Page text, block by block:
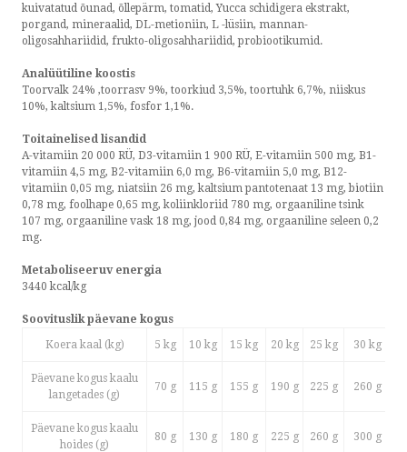
kuivatatud õunad, õllepärm, tomatid, Yucca schidigera ekstrakt,
porgand, mineraalid, DL-metioniin, L -lüsiin, mannan-
oligosahhariidid, frukto-oligosahhariidid, probiootikumid.
Analüütiline koostis
Toorvalk 24% ,toorrasv 9%, toorkiud 3,5%, toortuhk 6,7%, niiskus
10%, kaltsium 1,5%, fosfor 1,1%.
Toitainelised lisandid
A-vitamiin 20 000 RÜ, D3-vitamiin 1 900 RÜ, E-vitamiin 500 mg, B1-
vitamiin 4,5 mg, B2-vitamiin 6,0 mg, B6-vitamiin 5,0 mg, B12-
vitamiin 0,05 mg, niatsiin 26 mg, kaltsium pantotenaat 13 mg, biotiin
0,78 mg, foolhape 0,65 mg, koliinkloriid 780 mg, orgaaniline tsink
107 mg, orgaaniline vask 18 mg, jood 0,84 mg, orgaaniline seleen 0,2
mg.
Metaboliseeruv energia
3440 kcal/kg
Soovituslik päevane kogus
Koera kaal (kg)
5 kg 10 kg 15 kg 20 kg 25 kg 30 kg
Päevane kogus kaalu
langetades (g)
70 g 115 g 155 g 190 g 225 g 260 g
Päevane kogus kaalu
hoides (g)
80 g 130 g 180 g 225 g 260 g 300 g